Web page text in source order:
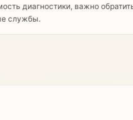
диагностики, важно
службы.